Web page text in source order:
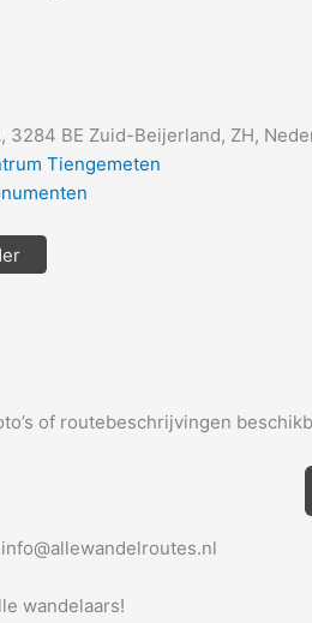
3284 BE Zuid-Beijerland, ZH,
Tiengemeten
of routebeschrijvingen
wandelaars!